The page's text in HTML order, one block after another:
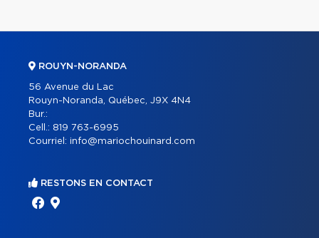
ROUYN-NORANDA
56 Avenue du Lac
Rouyn-Noranda, Québec, J9X 4N4
Bur.:
Cell.: 819 763-6995
Courriel: info@mariochouinard.com
RESTONS EN CONTACT